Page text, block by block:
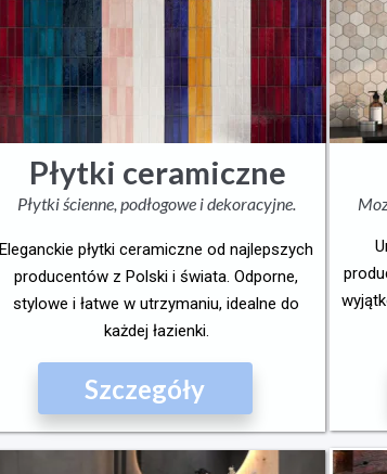
Płytki ceramiczne
Eleganckie płytki ceramiczne od najlepszych
producentów z Polski i świata. Odporne,
stylowe i łatwe w utrzymaniu, idealne do
każdej łazienki.
Płytki ścienne, podłogowe i dekoracyjne.
Szczegóły